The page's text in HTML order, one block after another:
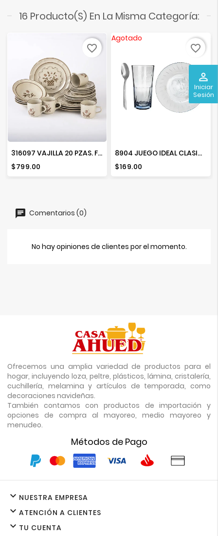
perm_identity
Iniciar
Sesión
16 Producto(s) En La Misma Categoría:
316097 VAJILLA 20 PZAS. FLOR DE OTOÑO
Precio
$799.00
favorite_border
Agotado
8904 JUEGO IDEAL CLASICA 12 PZAS 000 307
Precio
$169.00
favorite_border
Comentarios (0)
No hay opiniones de clientes por el momento.
Ofrecemos una amplia variedad de productos para el
hogar, incluyendo loza, peltre, plásticos, lámina, cristalería,
cuchillería, melamina y artículos de temporada, como
decoraciones navideñas.
También contamos con productos de importación y
opciones de compra al mayoreo, medio mayoreo y
menudeo.
Métodos de Pago
NUESTRA EMPRESA

ATENCIÓN A CLIENTES

TU CUENTA
